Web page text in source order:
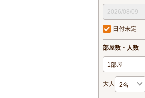
日付未定
部屋数・人数
大人